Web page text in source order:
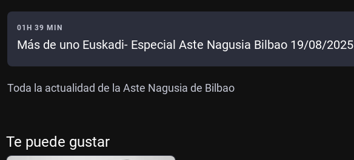
01H 39 MIN
Más de uno Euskadi- Especial Aste Nagusia Bilbao 19/08/2025
Toda la actualidad de la Aste Nagusia de Bilbao
Te puede gustar